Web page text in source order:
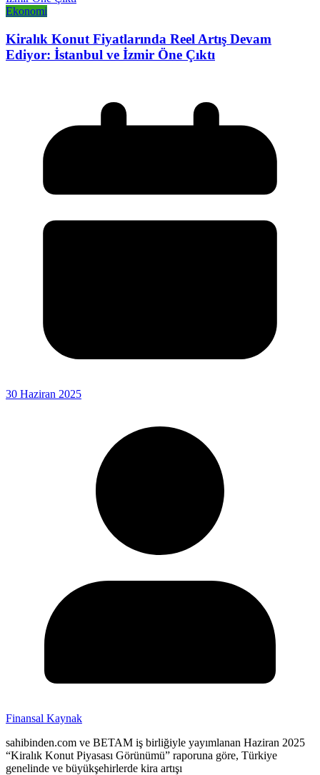
Ekonomi
Kiralık Konut Fiyatlarında Reel Artış Devam
Ediyor: İstanbul ve İzmir Öne Çıktı
30 Haziran 2025
Finansal Kaynak
sahibinden.com ve BETAM iş birliğiyle yayımlanan Haziran 2025
“Kiralık Konut Piyasası Görünümü” raporuna göre, Türkiye
genelinde ve büyükşehirlerde kira artışı